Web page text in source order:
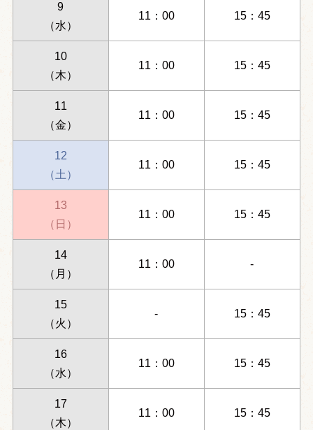
9
（水）
11：00 15：45
10
（木）
11：00 15：45
11
（金）
11：00 15：45
12
（土）
11：00 15：45
13
（日）
11：00 15：45
14
（月）
11：00 -
15
（火）
- 15：45
16
（水）
11：00 15：45
17
（木）
11：00 15：45